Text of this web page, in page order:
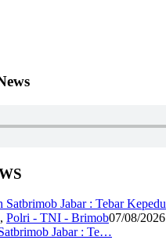
, Polri - TNI - Brimob07/08/2026
Jabar : Te…